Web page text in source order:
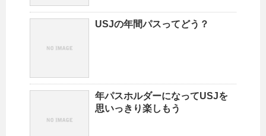
USJの年間パスってどう？
年パスホルダーになってUSJを
思いっきり楽しもう